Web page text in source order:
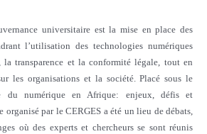
universitaire est la mise en place des
l’utilisation des technologies numériques
transparence et la conformité légale, tout en
les organisations et la société. Placé sous le
du numérique en Afrique: enjeux, défis et
par le CERGES a été un lieu de débats,
où des experts et chercheurs se sont réunis